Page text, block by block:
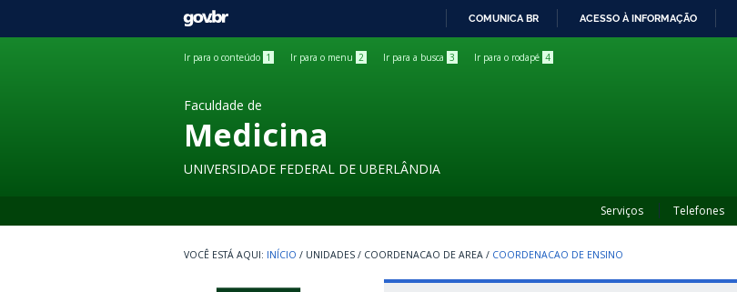
GOVBR
COMUNICA BR ACESSO À INFORMAÇÃO
Ir para o conteúdo 1 Ir para o menu 2 Ir para a busca 3 Ir para o rodapé 4
Faculdade de
Medicina
UNIVERSIDADE FEDERAL DE UBERLÂNDIA
Serviços Telefones
INÍCIO / UNIDADES / COORDENACAO DE AREA / COORDENACAO DE ENSINO